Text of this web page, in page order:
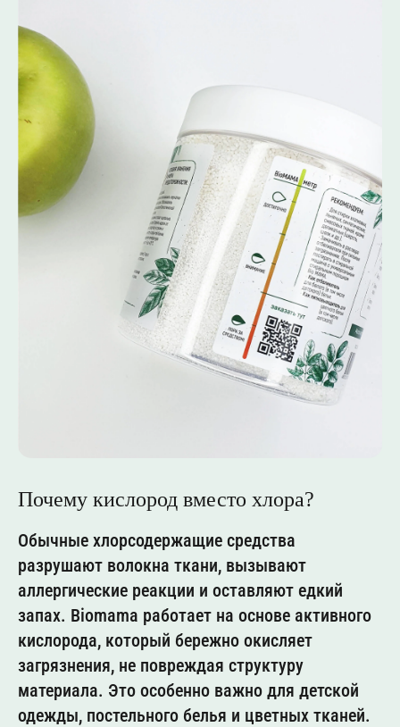
Почему кислород вместо хлора?
Обычные хлорсодержащие средства
разрушают волокна ткани, вызывают
аллергические реакции и оставляют едкий
запах. Biomama работает на основе активного
кислорода, который бережно окисляет
загрязнения, не повреждая структуру
материала. Это особенно важно для детской
одежды, постельного белья и цветных тканей.